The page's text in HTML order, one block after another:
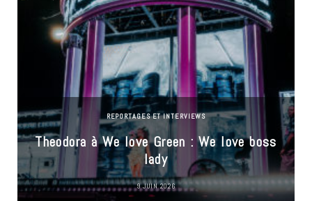
REPORTAGES ET INTERVIEWS
Theodora à We love Green : We love boss
lady
9 JUIN 2026